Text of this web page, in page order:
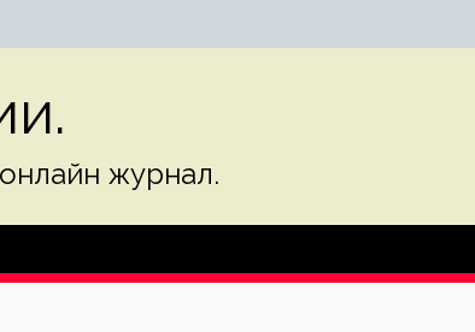
журнал.